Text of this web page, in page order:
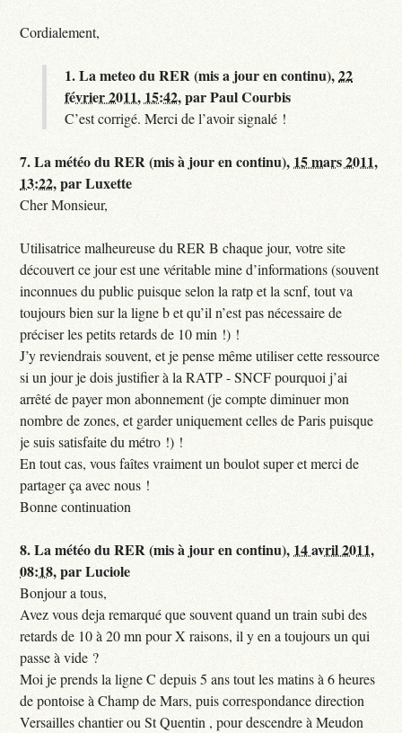
Cordialement,
1.La meteo du RER (mis a jour en continu),22
février 2011, 15:42,parPaul Courbis
C’est corrigé. Merci de l’avoir signalé !
7.La météo du RER (mis à jour en continu), 15 mars 2011,
13:22,parLuxette
Cher Monsieur,
Utilisatrice malheureuse du RER B chaque jour, votre site
découvert ce jour est une véritable mine d’informations (souvent
inconnues du public puisque selon la ratp et la scnf, tout va
toujours bien sur la ligne b et qu’il n’est pas nécessaire de
préciser les petits retards de 10 min !) !
J’y reviendrais souvent, et je pense même utiliser cette ressource
si un jour je dois justifier à la RATP - SNCF pourquoi j’ai
arrêté de payer mon abonnement (je compte diminuer mon
nombre de zones, et garder uniquement celles de Paris puisque
je suis satisfaite du métro !) !
En tout cas, vous faîtes vraiment un boulot super et merci de
partager ça avec nous !
Bonne continuation
8.La météo du RER (mis à jour en continu), 14 avril 2011,
08:18,parLuciole
Bonjour a tous,
Avez vous deja remarqué que souvent quand un train subi des
retards de 10 à 20 mn pour X raisons, il y en a toujours un qui
passe à vide ?
Moi je prends la ligne C depuis 5 ans tout les matins à 6 heures
de pontoise à Champ de Mars, puis correspondance direction
Versailles chantier ou St Quentin , pour descendre à Meudon